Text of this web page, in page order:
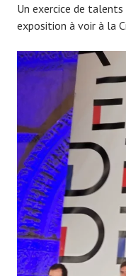
Un exercice de
exposition à voir à la